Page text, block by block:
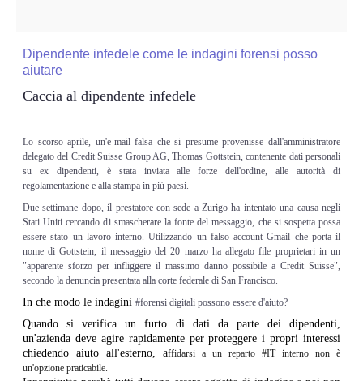
Indagini persone scomparse
Remote Digital Forensics
Acquisizione Forense remota
Sblocco PIN Smartphone
Recupero dati
Prevenzione Frode
CYBER SECURITY
Security Management
Dipendente infedele come le indagini forensi posso
aiutare
Caccia al dipendente infedele
Lo scorso aprile, un'e-mail falsa che si presume provenisse dall'amministratore
delegato del Credit Suisse Group AG, Thomas Gottstein, contenente dati personali
su ex dipendenti, è stata inviata alle forze dell'ordine, alle autorità di
regolamentazione e alla stampa in più paesi.
Due settimane dopo, il prestatore con sede a Zurigo ha intentato una causa negli
Stati Uniti cercando di smascherare la fonte del messaggio, che si sospetta possa
essere stato un lavoro interno. Utilizzando un falso account Gmail che porta il
nome di Gottstein, il messaggio del 20 marzo ha allegato file proprietari in un
"apparente sforzo per infliggere il massimo danno possibile a Credit Suisse",
secondo la denuncia presentata alla corte federale di San Francisco.
In che modo le indagini #forensi digitali possono essere d'aiuto?
Quando si verifica un furto di dati da parte dei dipendenti,
un'azienda deve agire rapidamente per proteggere i propri interessi
chiedendo aiuto all'esterno, affidarsi a un reparto #IT interno non è
un'opzione praticabile.